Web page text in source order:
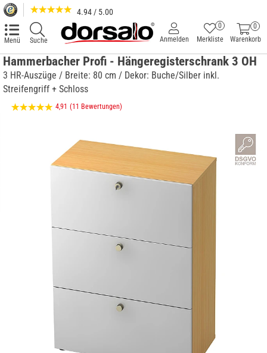
4.94 / 5.00
Menü Suche
0
Warenkorb
Merkliste
0
Anmelden
Hammerbacher Profi - Hängeregisterschrank 3 OH
3 HR-Auszüge / Breite: 80 cm / Dekor: Buche/Silber inkl.
Streifengriff + Schloss
4,91 (11 Bewertungen)